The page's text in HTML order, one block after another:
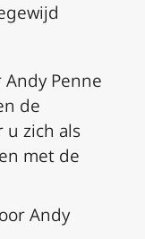
Penne
de
zich als
met de
Andy